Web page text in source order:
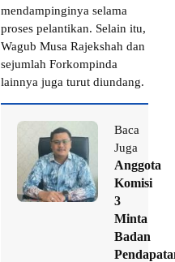
mendampinginya selama
proses pelantikan. Selain itu,
Wagub Musa Rajekshah dan
sejumlah Forkompinda
lainnya juga turut diundang.
Baca
Juga
Anggota
Komisi
3
Minta
Badan